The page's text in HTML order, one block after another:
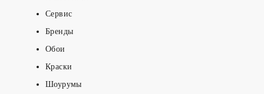
Сервис
Бренды
Обои
Краски
Шоурумы